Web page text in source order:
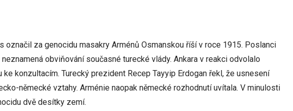
označil za genocidu masakry Arménů Osmanskou říší v roce 1915. Poslanci
obviňování současné turecké vlády. Ankara v reakci odvolalo
konzultacím. Turecký prezident Recep Tayyip Erdogan řekl, že usnesení
německé vztahy. Arménie naopak německé rozhodnutí uvítala. V minulosti
dvě desítky zemí.